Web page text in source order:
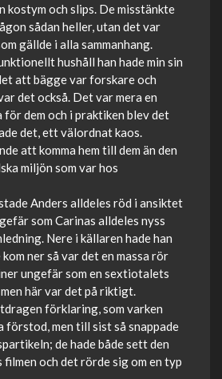
kostym och slips. De misstänkte
sådan heller, utan det var
gällde i alla sammanhang.
hushåll han hade min sin
att bägge var forskare och
det också. Det var mera en
dem och i praktiken blev det
det, ett välordnat kaos.
att komma hem till dem än den
miljön som var hos
Anders alldeles röd i ansiktet
som Carinas alldeles nyss
Nere i källaren hade han
ner så var det en massa rör
ungefär som en sextiotalets
här var det på riktigt.
förklaring, som varken
förstod, men till sist så snappade
de hade både sett den
filmen och det rörde sig om en typ